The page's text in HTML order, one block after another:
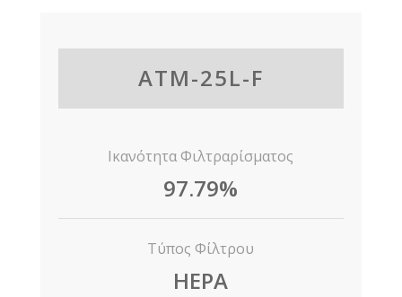
ATM-25L-F
Ικανότητα Φιλτραρίσματος
97.79%
Τύπος Φίλτρου
HEPA